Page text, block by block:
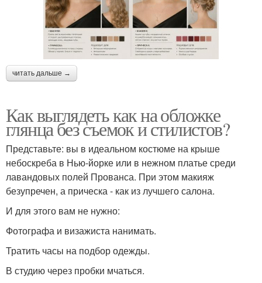
читать дальше →
Как выглядеть как на обложке
глянца без съемок и стилистов?
Представьте: вы в идеальном костюме на крыше
небоскреба в Нью-йорке или в нежном платье среди
лавандовых полей Прованса. При этом макияж
безупречен, а прическа - как из лучшего салона.
И для этого вам не нужно:
Фотографа и визажиста нанимать.
Тратить часы на подбор одежды.
В студию через пробки мчаться.